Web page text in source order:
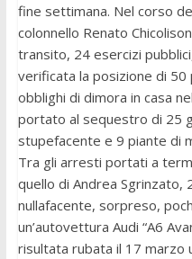
fine settimana. Nel corso
colonnello Renato
transito, 24 esercizi
verificata la posizione di
obblighi di dimora in casa
portato al sequestro di 25
stupefacente e 9 piante di
Tra gli arresti portati a
quello di Andrea Sgrinzato,
nullafacente, sorpreso,
un’autovettura Audi “A6
risultata rubata il 17 marzo